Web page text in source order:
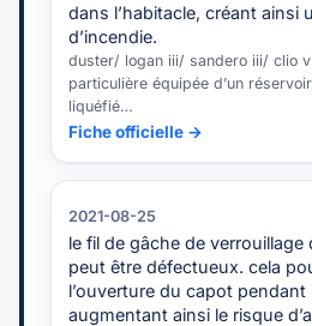
dans l’habitacle, créant ainsi
d’incendie.
duster/ logan iii/ sandero iii/ clio
particulière équipée d’un
liquéfié…
Fiche officielle →
2021-08-25
le fil de gâche de
peut être défectueux. cela
l’ouverture du capot pendant
augmentant ainsi le risque